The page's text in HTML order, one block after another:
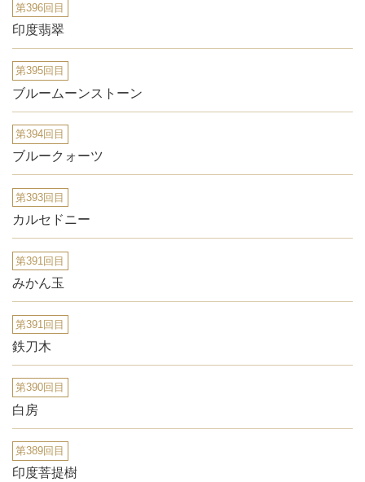
第396回目
印度翡翠
第395回目
ブルームーンストーン
第394回目
ブルークォーツ
第393回目
カルセドニー
第391回目
みかん玉
第391回目
鉄刀木
第390回目
白房
第389回目
印度菩提樹